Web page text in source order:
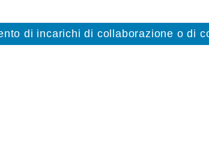
di incarichi di collaborazione o di